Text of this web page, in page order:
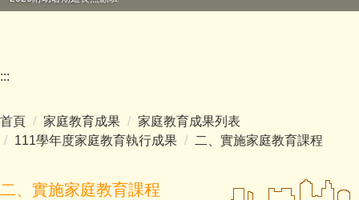
:::
首頁 家庭教育成果
家庭教育成果列表
111學年度家庭教育執行成果
二、實施家庭教育課程
二、實施家庭教育課程